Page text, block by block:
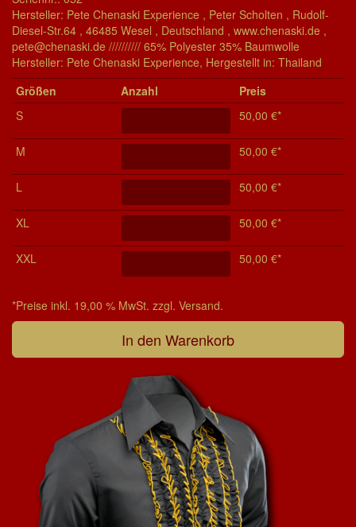
Hersteller: Pete Chenaski Experience , Peter Scholten , Rudolf-
Diesel-Str.64 , 46485 Wesel , Deutschland , www.chenaski.de ,
pete@chenaski.de ////////// 65% Polyester 35% Baumwolle
Her­stel­ler: Pete Chenaski Experience, Her­ge­stel­lt in: Thailand
Grö­ßen
Anzahl
Preis
S
50,00 €*
M 50,00 €*
L 50,00 €*
XL 50,00 €*
XXL 50,00 €*
*Preise inkl. 19,00 % MwSt. zzgl. Versand.